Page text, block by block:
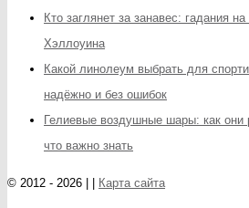
Кто заглянет за занавес: гадания
Хэллоуина
Какой линолеум выбрать для
надёжно и без ошибок
Гелиевые воздушные шары: как они
что важно знать
© 2012 - 2026 | | Карта сайта